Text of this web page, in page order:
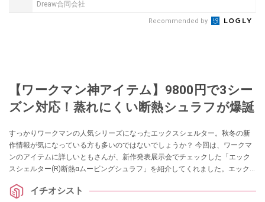
Dreaw合同会社
Recommended by
【ワークマン神アイテム】9800円で3シー
ズン対応！蒸れにくい断熱シュラフが爆誕
すっかりワークマンの人気シリーズになったエックスシェルター。秋冬の新
作情報が気になっている方も多いのではないでしょうか？ 今回は、ワークマ
ンのアイテムに詳しいともさんが、新作発表展示会でチェックした「エック
スシェルター(R)断熱αムービングシュラフ」を紹介してくれました。エック
さい。 イチオシスト